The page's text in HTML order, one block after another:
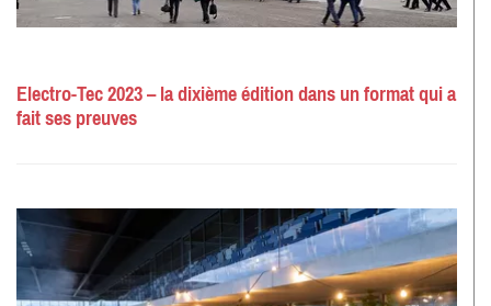
Electro-Tec 2023 – la dixième édition dans un format qui a
fait ses preuves